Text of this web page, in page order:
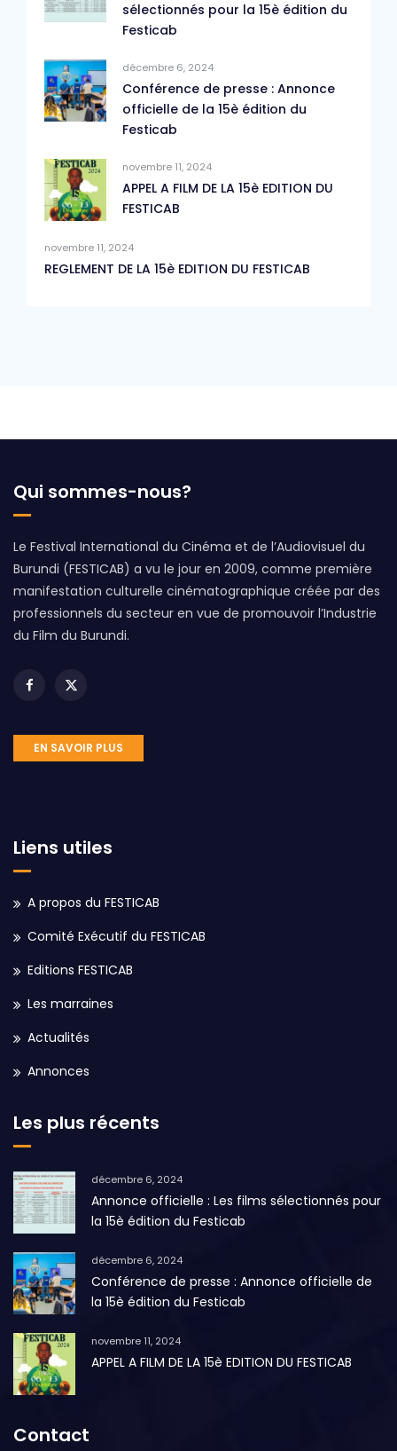
sélectionnés pour la 15è édition du
Festicab
décembre 6, 2024
Conférence de presse : Annonce
officielle de la 15è édition du
Festicab
novembre 11, 2024
APPEL A FILM DE LA 15è EDITION DU
FESTICAB
novembre 11, 2024
REGLEMENT DE LA 15è EDITION DU FESTICAB
Qui sommes-nous?
Le Festival International du Cinéma et de l’Audiovisuel du
Burundi (FESTICAB) a vu le jour en 2009, comme première
manifestation culturelle cinématographique créée par des
professionnels du secteur en vue de promouvoir l’Industrie
du Film du Burundi.
EN SAVOIR PLUS
Liens utiles
A propos du FESTICAB
Comité Exécutif du FESTICAB
Editions FESTICAB
Les marraines
Actualités
Annonces
Les plus récents
décembre 6, 2024
Annonce officielle : Les films sélectionnés pour
la 15è édition du Festicab
décembre 6, 2024
Conférence de presse : Annonce officielle de
la 15è édition du Festicab
novembre 11, 2024
APPEL A FILM DE LA 15è EDITION DU FESTICAB
Contact